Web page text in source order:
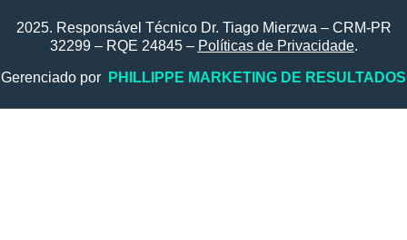
2025. Responsável Técnico Dr. Tiago Mierzwa – CRM-PR
32299 – RQE 24845 – Políticas de Privacidade.
Gerenciado por PHILLIPPE MARKETING DE RESULTADOS